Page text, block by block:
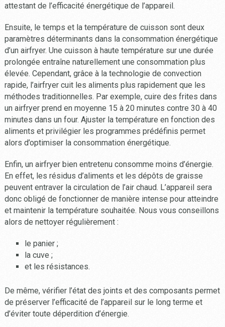
attestant de l’efficacité énergétique de l’appareil.
Ensuite, le temps et la température de cuisson sont deux
paramètres déterminants dans la consommation énergétique
d’un airfryer. Une cuisson à haute température sur une durée
prolongée entraîne naturellement une consommation plus
élevée. Cependant, grâce à la technologie de convection
rapide, l’airfryer cuit les aliments plus rapidement que les
méthodes traditionnelles. Par exemple, cuire des frites dans
un airfryer prend en moyenne 15 à 20 minutes contre 30 à 40
minutes dans un four. Ajuster la température en fonction des
aliments et privilégier les programmes prédéfinis permet
alors d’optimiser la consommation énergétique.
Enfin, un airfryer bien entretenu consomme moins d’énergie.
En effet, les résidus d’aliments et les dépôts de graisse
peuvent entraver la circulation de l’air chaud. L’appareil sera
donc obligé de fonctionner de manière intense pour atteindre
et maintenir la température souhaitée. Nous vous conseillons
alors de nettoyer régulièrement :
le panier ;
la cuve ;
et les résistances.
De même, vérifier l’état des joints et des composants permet
de préserver l’efficacité de l’appareil sur le long terme et
d’éviter toute déperdition d’énergie.